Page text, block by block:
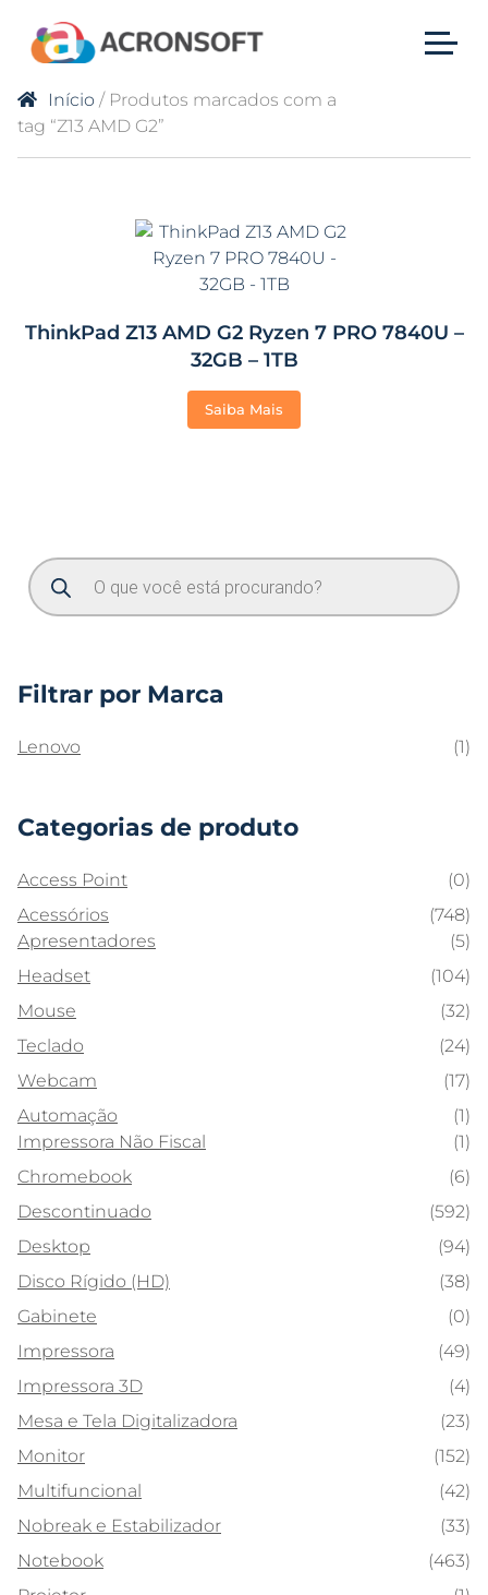
Início / Produtos marcados com a
tag “Z13 AMD G2”
ThinkPad Z13 AMD G2 Ryzen 7 PRO 7840U –
32GB – 1TB
Saiba Mais
Filtrar por Marca
Lenovo (1)
Categorias de produto
Access Point
(0)
Acessórios
(748)
Apresentadores
(5)
Headset
(104)
Mouse
(32)
Teclado
(24)
Webcam
(17)
Automação
(1)
Impressora Não Fiscal
(1)
Chromebook
(6)
Descontinuado
(592)
Desktop
(94)
Disco Rígido (HD)
(38)
Gabinete
(0)
Impressora
(49)
Impressora 3D
(4)
Mesa e Tela Digitalizadora
(23)
Monitor
(152)
Multifuncional
(42)
Nobreak e Estabilizador
(33)
Notebook
(463)